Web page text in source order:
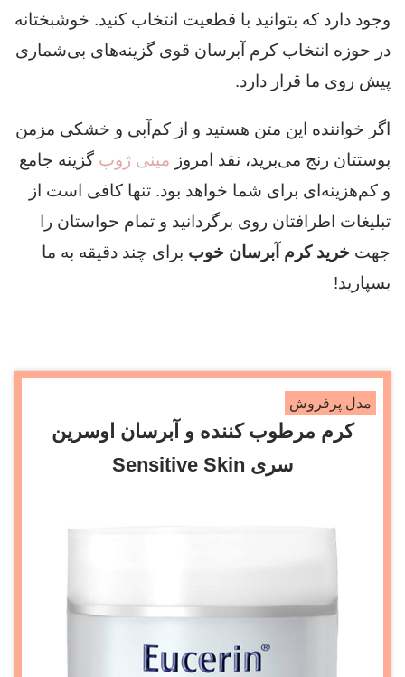
وجود دارد که بتوانید با قطعیت انتخاب کنید. خوشبختانه
در حوزه انتخاب کرم آبرسان قوی گزینه‌های بی‌شماری
پیش روی ما قرار دارد.
اگر خواننده این متن هستید و از کم‌آبی و خشکی مزمن
پوستتان رنج می‌برید، نقد امروز مینی‌ ژوپ گزینه جامع
و کم‌هزینه‌ای برای شما خواهد بود. تنها کافی است از
تبلیغات اطرافتان روی برگردانید و تمام حواستان را
جهت خرید کرم آبرسان خوب برای چند دقیقه به ما
بسپارید!
مدل پرفروش
کرم مرطوب کننده و آبرسان اوسرین
سری Sensitive Skin